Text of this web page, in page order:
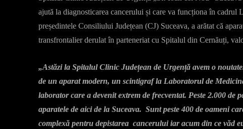
ajută la diagnosticarea cancerului și care va funcționa în
președintele Consiliului Județean (CJ) Suceava, a arătat că
transfrontalier derulat în parteneriat cu Spitalul din Cernăuți,
„Astăzi la Spitalul Clinic Județean de Urgență avem o
de un aparat modern, un scintigraf la Laboratorul de
laborator care a devenit extrem de frecventat. Peste 2.000 de
aparatele de aici de la Suceava. Sunt peste 400 de oameni
complexă pentru depistarea cancerului iar acum din ce văd